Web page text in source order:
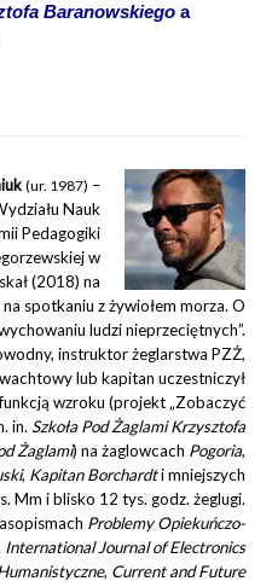
Baranowskiego a
(ur. 1987) –
Nauk
Pedagogiki
w
(2018) na
spotkaniu z żywiołem morza. O
ludzi nieprzeciętnych”.
instruktor żeglarstwa PZŻ,
lub kapitan uczestniczył
wzroku (projekt „Zobaczyć
in. Szkoła Pod Żaglami Krzysztofa
Żaglami) na żaglowcach Pogoria,
, Kapitan Borchardti mniejszych
Mm i blisko 12 tys. godz. żeglugi.
Problemy Opiekuńczo-
International Journal of Electronics
, Current and Future